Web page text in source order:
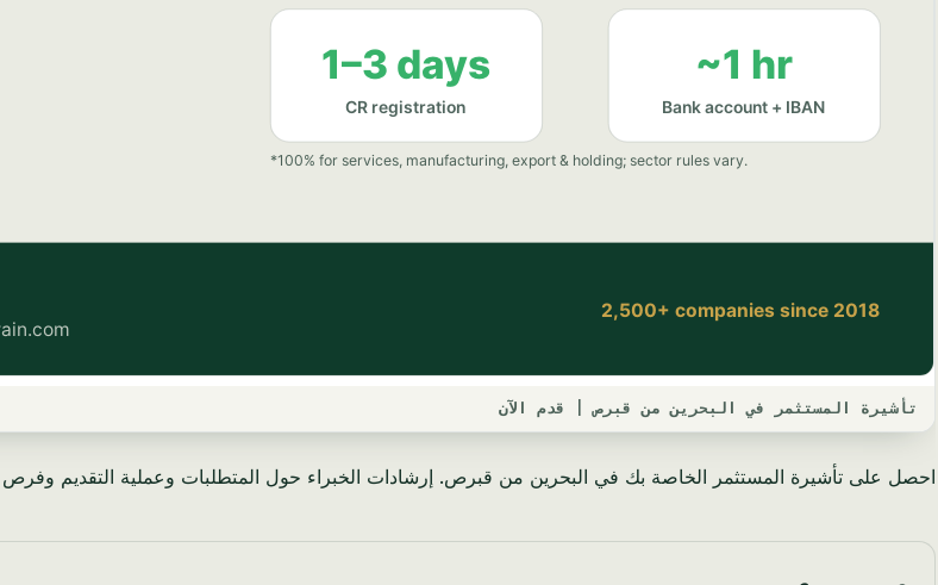
تأشيرة المستثمر في البحرين من قبرص | قدم الآن
احصل على تأشيرة المستثمر الخاصة بك في البحرين من قبرص. إرشادات الخبراء حول المتطلبات وعملية التقديم وفرص